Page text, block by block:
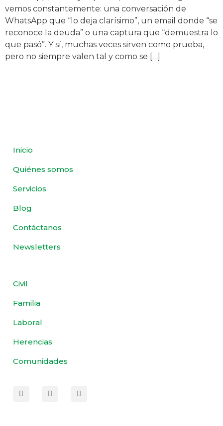
vemos constantemente: una conversación de
WhatsApp que “lo deja clarísimo”, un email donde “se
reconoce la deuda” o una captura que “demuestra lo
que pasó”. Y sí, muchas veces sirven como prueba,
pero no siempre valen tal y como se […]
Inicio
Quiénes somos
Servicios
Blog
Contáctanos
Newsletters
Civil
Familia
Laboral
Herencias
Comunidades